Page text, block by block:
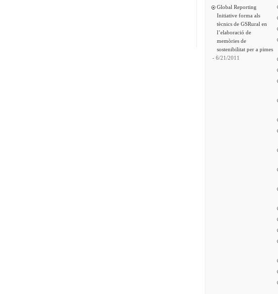
Global Reporting
Initiative forma als
tècnics de GSRural en
l’elaboració de
memòries de
sostenibilitat per a pimes
- 6/21/2011